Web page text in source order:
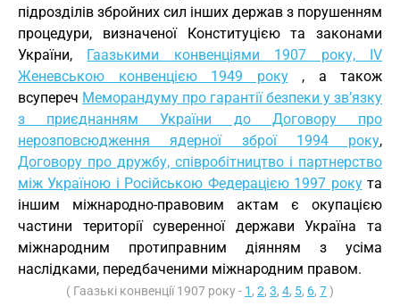
підрозділів збройних сил інших держав з порушенням
процедури, визначеної Конституцією та законами
України, Гаазькими конвенціями 1907 року, IV
Женевською конвенцією 1949 року, а також
всупереч Меморандуму про гарантії безпеки у зв’язку
з приєднанням України до Договору про
нерозповсюдження ядерної зброї 1994 року,
Договору про дружбу, співробітництво і партнерство
між Україною і Російською Федерацією 1997 рокута
іншим міжнародно-правовим актам є окупацією
частини території суверенної держави Україна та
міжнародним протиправним діянням з усіма
наслідками, передбаченими міжнародним правом.
( Гаазькі конвенції 1907 року - 1 , 2, 3, 4, 5, 6, 7)